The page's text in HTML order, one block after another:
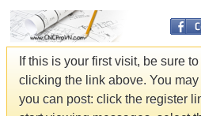
If this is your first visit, be sure
clicking the link above. You
you can post: click the register